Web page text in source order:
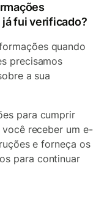
fui verificado?
quando
precisamos
a sua
para cumprir
receber um e-
e forneça os
para continuar